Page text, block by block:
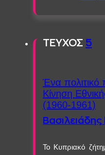
ΤΕΥΧΟΣ 5
Ένα πολιτικό
Κίνηση
(1960-1961)
Το Κυπριακό